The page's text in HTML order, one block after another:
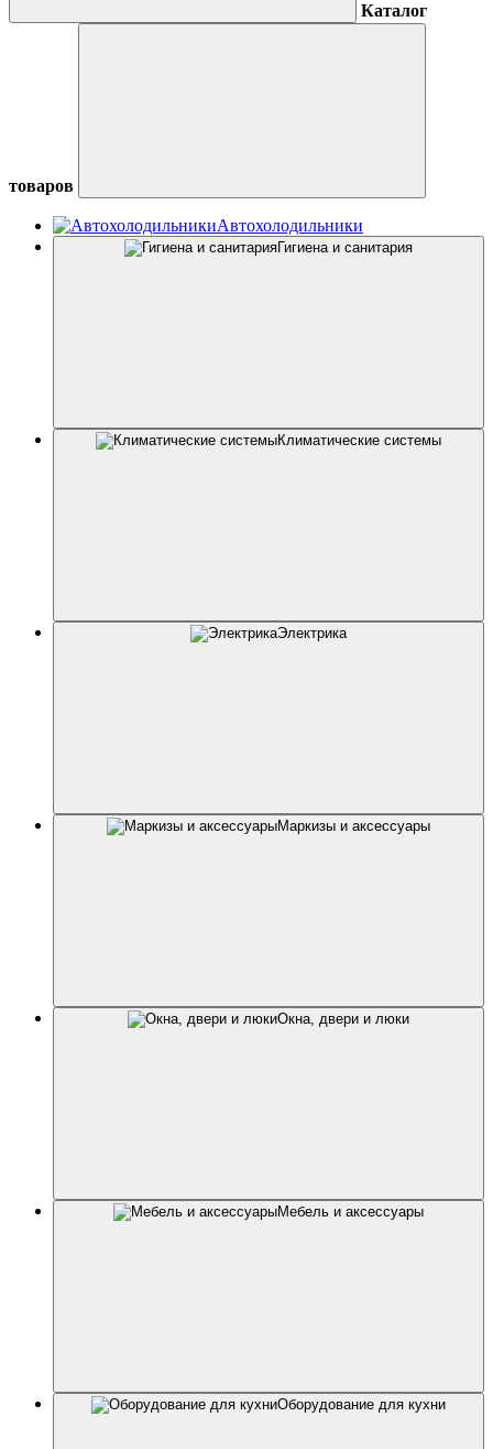
Каталог
товаров
Автохолодильники
Гигиена и санитария
Климатические системы
Электрика
Маркизы и аксессуары
Окна, двери и люки
Мебель и аксессуары
Оборудование для кухни